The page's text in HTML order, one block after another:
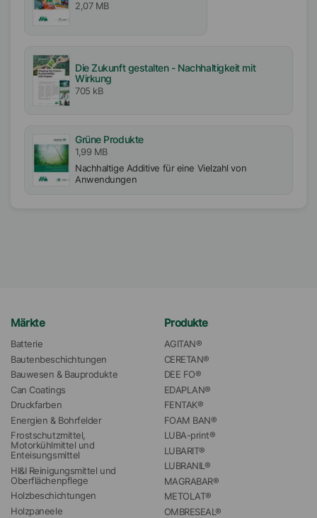
Pigment-Typ
Verfügbarkeit
EMEA
2,07 MB
Die Zukunft gestalten - Nachhaltigkeit mit
Wirkung
705 kB
Grüne Produkte
1,99 MB
Nachhaltige Additive für eine Vielzahl von
Anwendungen
Märkte
Batterie
Bautenbeschichtungen
Bauwesen & Bauprodukte
Can Coatings
Druckfarben
Energien & Bohrfelder
Frostschutzmittel,
Motorkühlmittel und
Enteisungsmittel
HI&I Reinigungsmittel und
Oberflächenpflege
Holzbeschichtungen
Holzpaneele
Produkte
AGITAN®
CERETAN®
DEE FO®
EDAPLAN®
FENTAK®
FOAM BAN®
LUBA-print®
LUBARIT®
LUBRANIL®
MAGRABAR®
METOLAT®
OMBRESEAL®